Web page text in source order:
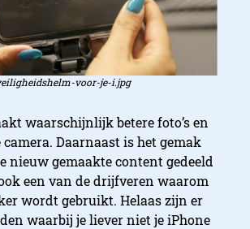
voor-je-i.jpg
waarschijnlijk betere foto’s en
camera. Daarnaast is het gemak
nieuw gemaakte content gedeeld
een van de drijfveren waarom
wordt gebruikt. Helaas zijn er
waarbij je liever niet je iPhone